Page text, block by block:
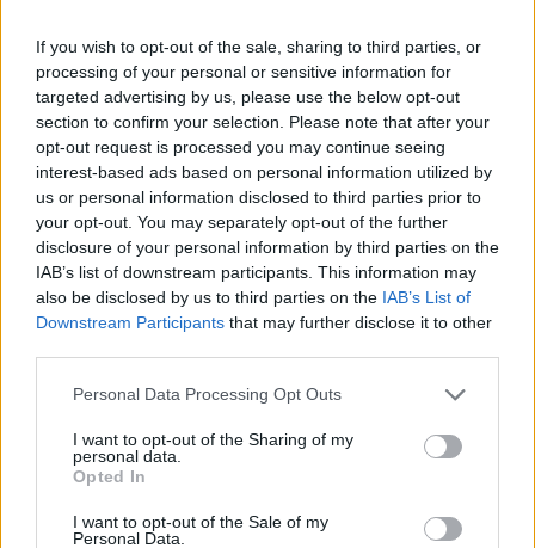
If you wish to opt-out of the sale, sharing to third parties, or
processing of your personal or sensitive information for
targeted advertising by us, please use the below opt-out
section to confirm your selection. Please note that after your
opt-out request is processed you may continue seeing
interest-based ads based on personal information utilized by
us or personal information disclosed to third parties prior to
your opt-out. You may separately opt-out of the further
disclosure of your personal information by third parties on the
IAB’s list of downstream participants. This information may
also be disclosed by us to third parties on the IAB’s List of
Downstream Participants that may further disclose it to other
Please note that this website/app uses one or more Google
not limited to your visit or usage behaviour. You may click to
grant or deny consent to Google and its third-party tags to
use your data for below specified purposes in below Google
consent section.
Personal Data Processing Opt Outs
I want to opt-out of the Sharing of my
personal data.
Opted In
I want to opt-out of the Sale of my
Personal Data.
A lemez nyitódala az Ellopott idő, amely egy belső
szorongást mutat be, életünk egyik
mozgatórugójáról, az időről. A szöveg szerkezete egy
párbeszéden alapszik, az ember lelke és gondolatai
között. Hangulata ezért kissé borongós, de
szerintünk könnyen tud mindenki azonosulni a
témával.
3. Árnyék
AzÁrnyékcímű szerzemény reflektál az emberek
mindennapos küzdelmeire, a munkájával,
valóság és egy álomban él.
4. Tarts ki
A lemez beharangozó dala a
megjelent itt a Recorderen egy video
klippel karöltve.
A dal menekülésről szól önmagunk elől, ami egy